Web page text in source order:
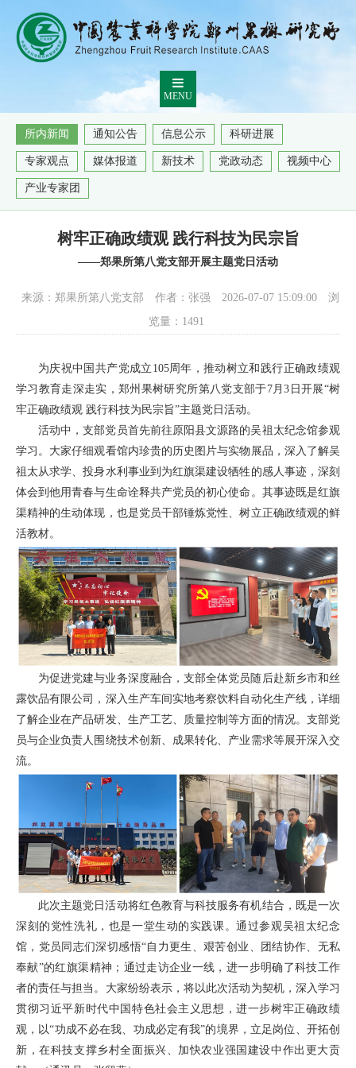
MENU
所内新闻 通知公告 信息公示 科研进展
专家观点 媒体报道 新技术 党政动态 视频中心
产业专家团
树牢正确政绩观 践行科技为民宗旨
——郑果所第八党支部开展主题党日活动
来源：郑果所第八党支部 作者：张强 2026-07-07 15:09:00
浏
览量： 1491
为庆祝中国共产党成立105周年，推动树立和践行正确政绩观
学习教育走深走实，郑州果树研究所第八党支部于7月3日开展“树
牢正确政绩观 践行科技为民宗旨”主题党日活动。
活动中，支部党员首先前往原阳县文源路的吴祖太纪念馆参观
学习。大家仔细观看馆内珍贵的历史图片与实物展品，深入了解吴
祖太从求学、投身水利事业到为红旗渠建设牺牲的感人事迹，深刻
体会到他用青春与生命诠释共产党员的初心使命。其事迹既是红旗
渠精神的生动体现，也是党员干部锤炼党性、树立正确政绩观的鲜
活教材。
为促进党建与业务深度融合，支部全体党员随后赴新乡市和丝
露饮品有限公司，深入生产车间实地考察饮料自动化生产线，详细
了解企业在产品研发、生产工艺、质量控制等方面的情况。支部党
员与企业负责人围绕技术创新、成果转化、产业需求等展开深入交
流。
此次主题党日活动将红色教育与科技服务有机结合，既是一次
深刻的党性洗礼，也是一堂生动的实践课。通过参观吴祖太纪念
馆，党员同志们深切感悟“自力更生、艰苦创业、团结协作、无私
奉献”的红旗渠精神；通过走访企业一线，进一步明确了科技工作
者的责任与担当。大家纷纷表示，将以此次活动为契机，深入学习
贯彻习近平新时代中国特色社会主义思想，进一步树牢正确政绩
观，以“功成不必在我、功成必定有我”的境界，立足岗位、开拓创
新，在科技支撑乡村全面振兴、加快农业强国建设中作出更大贡